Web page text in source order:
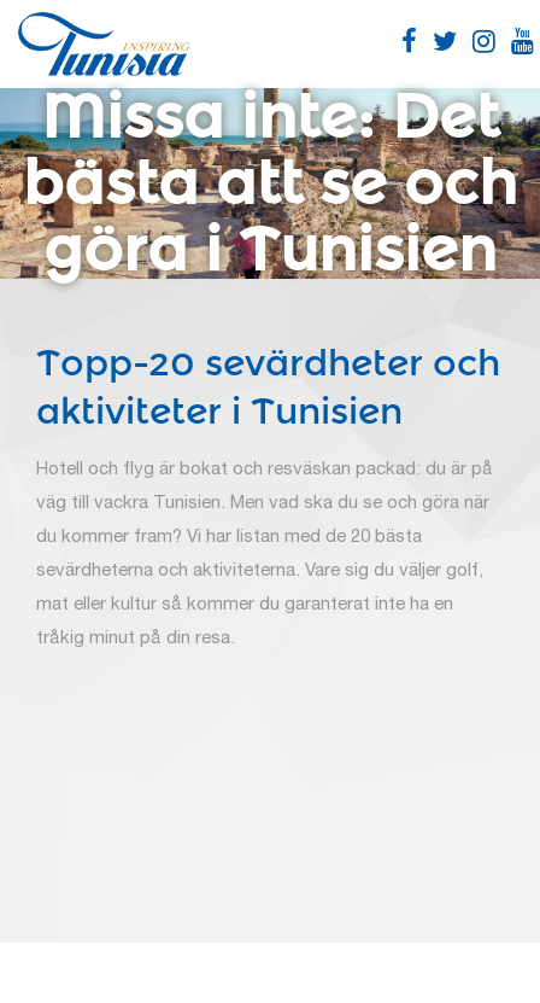
Skip
contentMissa inte: Det
bästa att se och
göra i Tunisien
Topp-20 sevärdheter och
aktiviteter i Tunisien
Hotell och flyg är bokat och resväskan packad: du är på
väg till vackra Tunisien. Men vad ska du se och göra när
du kommer fram? Vi har listan med de 20 bästa
sevärdheterna och aktiviteterna. Vare sig du väljer golf,
mat eller kultur så kommer du garanterat inte ha en
tråkig minut på din resa.